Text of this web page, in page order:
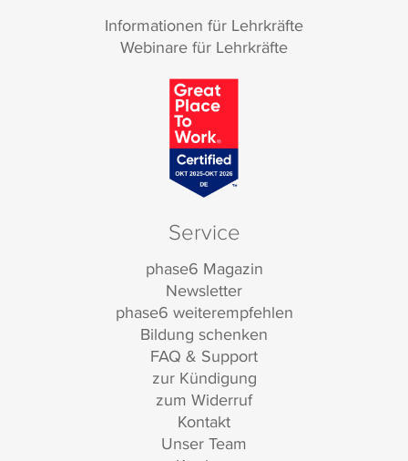
Informationen für Lehrkräfte
Webinare für Lehrkräfte
Service
phase6 Magazin
Newsletter
phase6 weiterempfehlen
Bildung schenken
FAQ & Support
zur Kündigung
zum Widerruf
Kontakt
Unser Team